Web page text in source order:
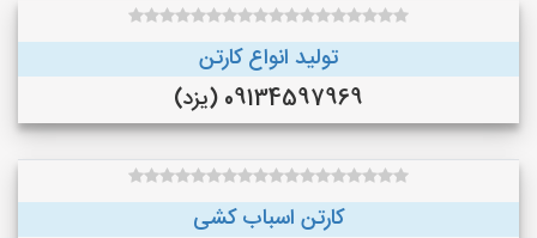
تولید انواع کارتن
09134597969 (یزد)
کارتن اسباب کشی